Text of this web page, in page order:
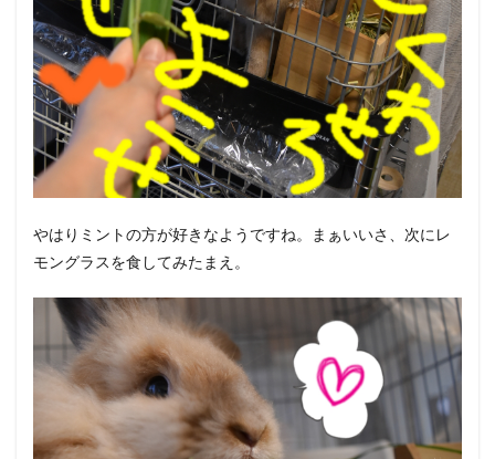
やはりミントの方が好きなようですね。まぁいいさ、次にレ
モングラスを食してみたまえ。